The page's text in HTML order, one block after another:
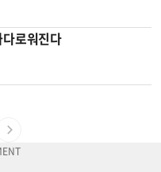
로워진다